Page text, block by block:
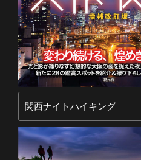
関西ナイトハイキング